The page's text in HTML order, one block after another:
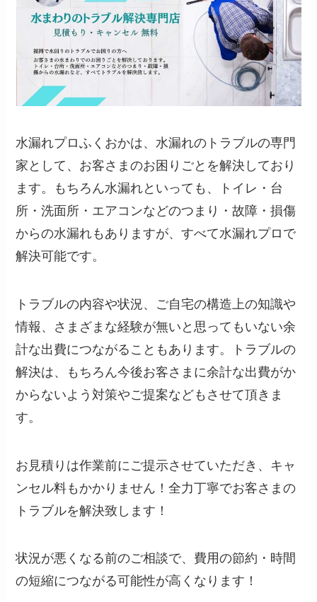
水漏れプロふくおかは、水漏れのトラブルの専門
家として、お客さまのお困りごとを解決しており
ます。もちろん水漏れといっても、トイレ・台
所・洗面所・エアコンなどのつまり・故障・損傷
からの水漏れもありますが、すべて水漏れプロで
解決可能です。
トラブルの内容や状況、ご自宅の構造上の知識や
情報、さまざまな経験が無いと思ってもいない余
計な出費につながることもあります。トラブルの
解決は、もちろん今後お客さまに余計な出費がか
からないよう対策やご提案などもさせて頂きま
す。
お見積りは作業前にご提示させていただき、キャ
ンセル料もかかりません！全力丁寧でお客さまの
トラブルを解決致します！
状況が悪くなる前のご相談で、費用の節約・時間
の短縮につながる可能性が高くなります！